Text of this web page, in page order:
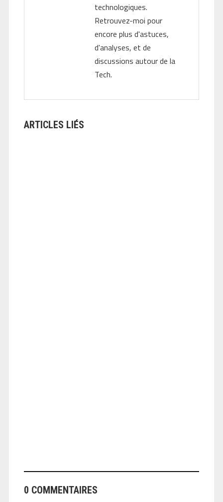
technologiques.
Retrouvez-moi pour
encore plus d'astuces,
d'analyses, et de
discussions autour de la
Tech.
ARTICLES LIÉS
0 COMMENTAIRES